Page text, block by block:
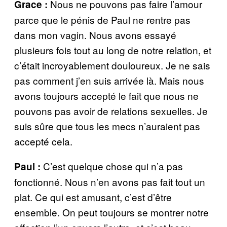
Grace : Nous ne pouvons pas faire l’amour
parce que le pénis de Paul ne rentre pas
dans mon vagin. Nous avons essayé
plusieurs fois tout au long de notre relation, et
c’était incroyablement douloureux. Je ne sais
pas comment j’en suis arrivée là. Mais nous
avons toujours accepté le fait que nous ne
pouvons pas avoir de relations sexuelles. Je
suis sûre que tous les mecs n’auraient pas
accepté cela.
Paul : C’est quelque chose qui n’a pas
fonctionné. Nous n’en avons pas fait tout un
plat. Ce qui est amusant, c’est d’être
ensemble. On peut toujours se montrer notre